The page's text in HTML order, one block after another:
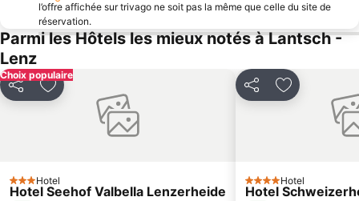
Parc National Suisse
St Moritz Gourmet Festival
Poststrasse Arosa
Pradaschier
Churwalden
Bahnhof Ilanz
Corvatsch
Rheinschlucht Ruinaulta
Flüelapass
Jardin des plantes Alpinum Schatzalp
l’offre affichée sur trivago ne soit pas la même que celle du site de
réservation.
Parmi les Hôtels les mieux notés à Lantsch -
Lenz
Choix populaire
PartagerAjouter à mes favoris
3 Étoiles
Hotel
Hotel Seehof Valbella Lenzerheide
PartagerAjouter à
4 ÉtoilesHotel
Hotel